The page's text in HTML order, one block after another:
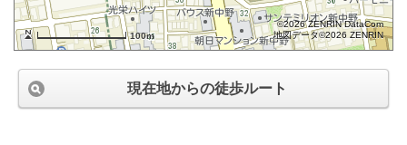
100m
©2026 ZENRIN DataCom
地図データ©2026 ZENRIN
現在地からの徒歩ルート